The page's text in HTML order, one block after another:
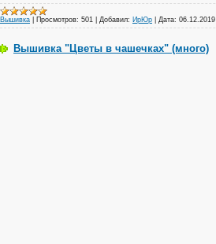
Вышивка Просмотров: 501 Добавил: ИрЮр Дата: 06.12.2019
Вышивка "Цветы в чашечках" (много)